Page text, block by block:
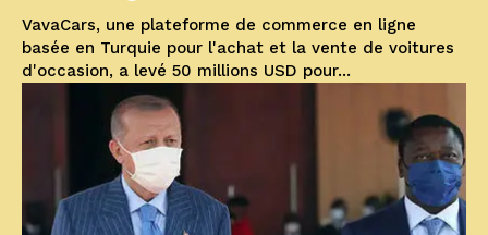
VavaCars, une plateforme de commerce en ligne
basée en Turquie pour l'achat et la vente de voitures
d'occasion, a levé 50 millions USD pour...